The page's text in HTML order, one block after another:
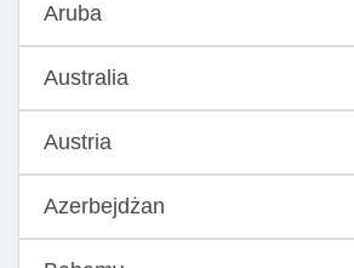
Aruba
Australia
Austria
Azerbejdżan